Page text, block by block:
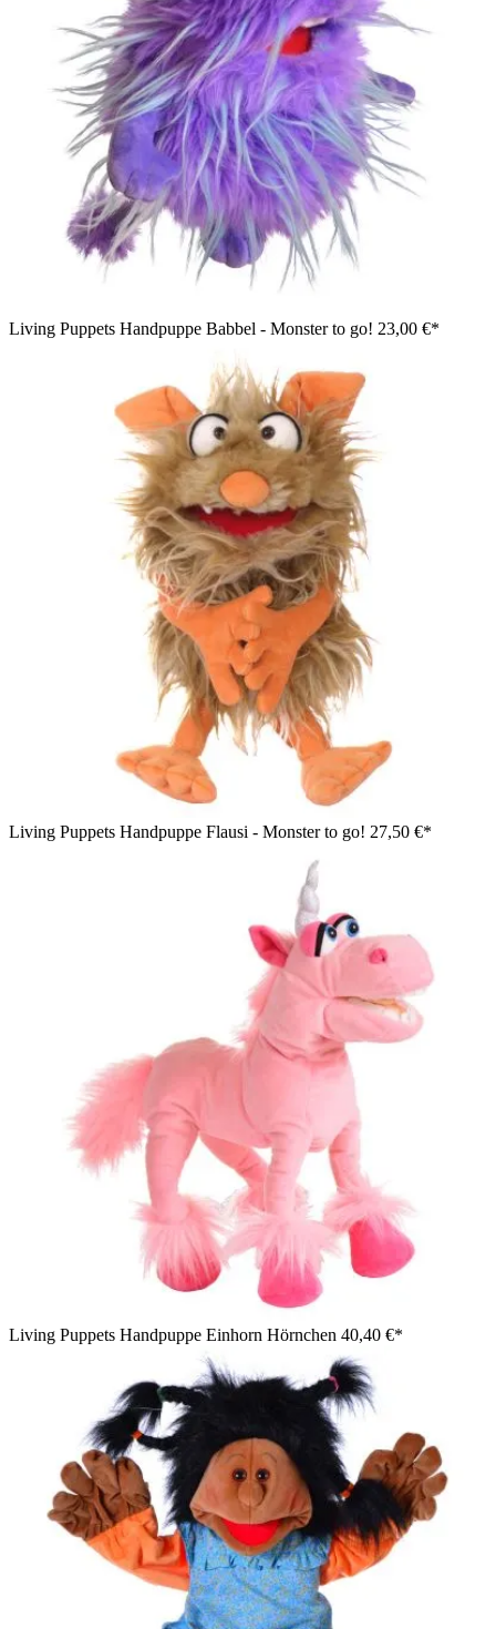
Living Puppets Handpuppe Babbel - Monster to go! 23,00 €*
Living Puppets Handpuppe Flausi - Monster to go! 27,50 €*
Living Puppets Handpuppe Einhorn Hörnchen 40,40 €*